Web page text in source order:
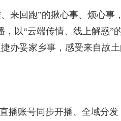
回跑”的揪心事、烦心事，
以“云端传情、线上解惑”
办妥家乡事，感受来自故
播账号同步开播、全域分